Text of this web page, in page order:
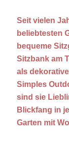
Seit vielen
beliebtesten
bequeme
Sitzbank am
als
Simples
sind sie
Blickfang in
Garten mit